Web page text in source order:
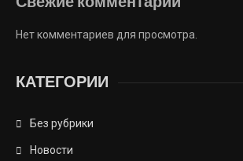
Нет комментариев для просмотра.
КАТЕГОРИИ
Без рубрики
Новости